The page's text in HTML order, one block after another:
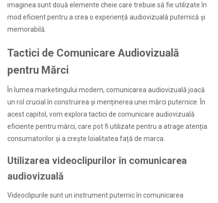
imaginea sunt două elemente cheie care trebuie să fie utilizate în
mod eficient pentru a crea o experiență audiovizuală puternică și
memorabilă.
Tactici de Comunicare Audiovizuală
pentru Mărci
În lumea marketingului modern, comunicarea audiovizuală joacă
un rol crucial în construirea și menținerea unei mărci puternice. În
acest capitol, vom explora tactici de comunicare audiovizuală
eficiente pentru mărci, care pot fi utilizate pentru a atrage atenția
consumatorilor și a crește loialitatea față de marca.
Utilizarea videoclipurilor în comunicarea
audiovizuală
Videoclipurile sunt un instrument puternic în comunicarea